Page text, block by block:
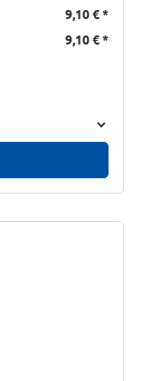
9,10 €*
9,10 €*